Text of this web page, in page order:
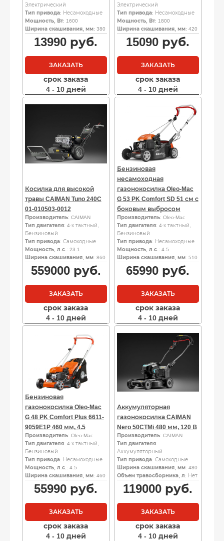
Электрический
Тип привода: Несамоходные
Мощность, Вт: 1600
Ширина скашивания, мм: 380
13990 руб.
ЗАКАЗАТЬ
срок заказа
4 - 10 дней
Электрический
Тип привода: Несамоходные
Мощность, Вт: 1800
Ширина скашивания, мм: 420
15090 руб.
ЗАКАЗАТЬ
срок заказа
4 - 10 дней
Косилка для высокой
травы CAIMAN Tuno 240C
01-010503-0012
Производитель: CAIMAN
Тип двигателя: 4-х тактный,
Бензиновый
Тип привода: Самоходные
Мощность, л.с. : 23.1
Ширина скашивания, мм: 860
559000руб.
ЗАКАЗАТЬ
срок заказа
4 - 10 дней
Бензиновая
несамоходная
газонокосилка Oleo-Mac
G 53 PK Comfort SD 51 см с
боковым выбросом
Производитель: Oleo-Mac
Тип двигателя: 4-х тактный,
Бензиновый
Тип привода: Несамоходные
Мощность, л.с. : 4.5
Ширина скашивания, мм: 510
65990 руб.
ЗАКАЗАТЬ
срок заказа
4 - 10 дней
Бензиновая
газонокосилка Oleo-Mac
G 48 PK Comfort Plus 6611-
9059E1P 460 мм, 4.5
Производитель: Oleo-Mac
Тип двигателя: 4-х тактный,
Бензиновый
Тип привода: Несамоходные
Мощность, л.с.: 4.5
Ширина скашивания, мм: 460
55990 руб.
ЗАКАЗАТЬ
срок заказа
4 - 10 дней
Аккумуляторная
газонокосилка CAIMAN
Nero 50CTMi 480 мм, 120 В
Производитель: CAIMAN
Тип двигателя:
Аккумуляторный
Тип привода: Самоходные
Ширина скашивания, мм: 480
Объем травосборника, л: Нет
119000 руб.
ЗАКАЗАТЬ
срок заказа
4 - 10 дней